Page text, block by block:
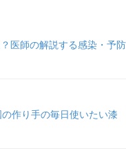
医師の解説する感染・予防
作り手の毎日使いたい漆